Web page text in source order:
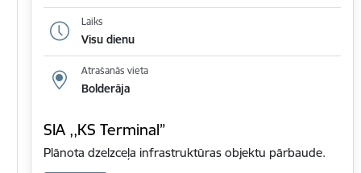
Laiks
Visu dienu
Atrašanās vieta
Bolderāja
SIA ,,KS Terminal”
Plānota dzelzceļa infrastruktūras objektu pārbaude.